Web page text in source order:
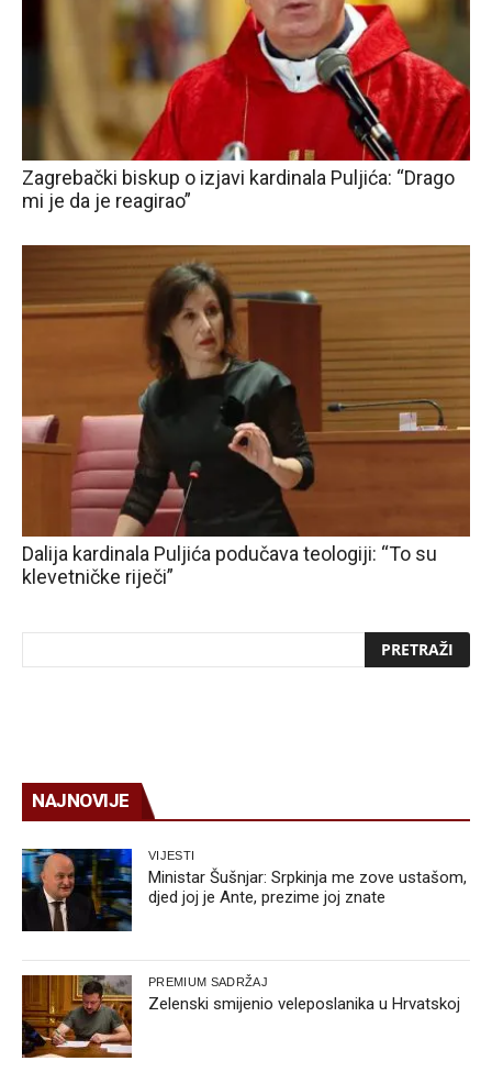
Zagrebački biskup o izjavi kardinala Puljića: “Drago
mi je da je reagirao”
Dalija kardinala Puljića podučava teologiji: “To su
klevetničke riječi”
NAJNOVIJE
VIJESTI
Ministar Šušnjar: Srpkinja me zove ustašom,
djed joj je Ante, prezime joj znate
PREMIUM SADRŽAJ
Zelenski smijenio veleposlanika u Hrvatskoj